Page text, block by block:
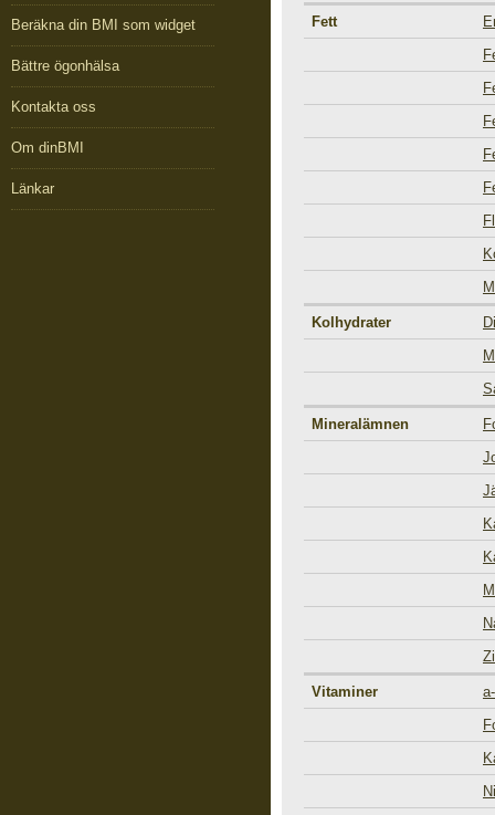
Beräkna din BMI som widget
Bättre ögonhälsa
Kontakta oss
Om dinBMI
Länkar
Fett
Kolhydrater
Mineralämnen
Vitaminer